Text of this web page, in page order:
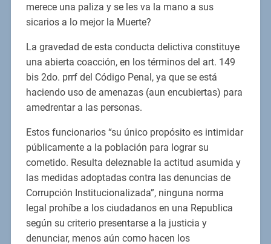
merece una paliza y se les va la mano a sus
sicarios a lo mejor la Muerte?
La gravedad de esta conducta delictiva constituye
una abierta coacción, en los términos del art. 149
bis 2do. prrf del Código Penal, ya que se está
haciendo uso de amenazas (aun encubiertas) para
amedrentar a las personas.
Estos funcionarios “su único propósito es intimidar
públicamente a la población para lograr su
cometido. Resulta deleznable la actitud asumida y
las medidas adoptadas contra las denuncias de
Corrupción Institucionalizada”, ninguna norma
legal prohíbe a los ciudadanos en una Republica
según su criterio presentarse a la justicia y
denunciar, menos aún como hacen los